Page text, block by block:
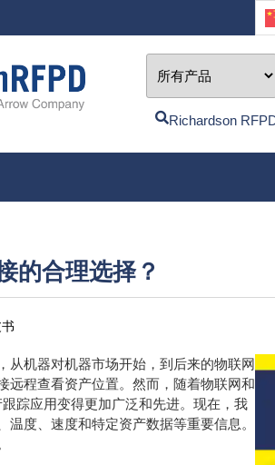
Richardson
的合理选择？
从机器对机器市场开始，到后来的物联网
远程查看资产位置。然而，随着物联网和
踪应用变得更加广泛和先进。现在，我
度、速度和特定资产数据等重要信息。